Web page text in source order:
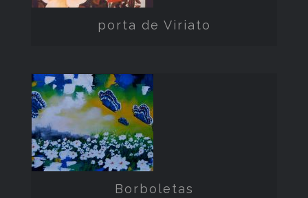
porta de Viriato
Borboletas
Borboletas